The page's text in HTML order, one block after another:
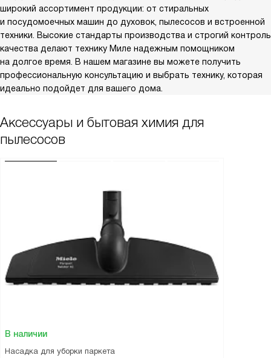
широкий ассортимент продукции: от стиральных
и посудомоечных машин до духовок, пылесосов и встроенной
техники. Высокие стандарты производства и строгий контроль
качества делают технику Миле надежным помощником
на долгое время. В нашем магазине вы можете получить
профессиональную консультацию и выбрать технику, которая
идеально подойдет для вашего дома.
Аксессуары и бытовая химия для
пылесосов
В наличии
Насадка для уборки паркета